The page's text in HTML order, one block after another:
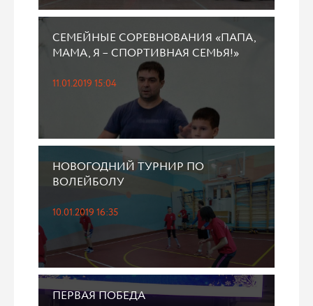
СЕМЕЙНЫЕ СОРЕВНОВАНИЯ «ПАПА,
МАМА, Я – СПОРТИВНАЯ СЕМЬЯ!»
11.01.2019 15:04
НОВОГОДНИЙ ТУРНИР ПО
ВОЛЕЙБОЛУ
10.01.2019 16:35
ПЕРВАЯ ПОБЕДА